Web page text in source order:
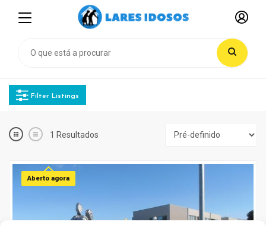
Filter Listings
1 Resultados
Aberto agora